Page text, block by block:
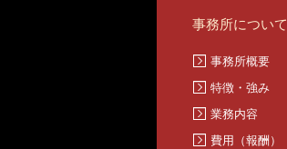
事務所について
事務所概要
特徴・強み
業務内容
費用（報酬）